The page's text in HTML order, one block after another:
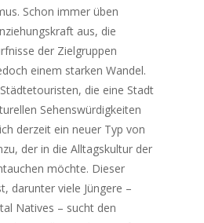
Schon immer üben
aus, die
der Zielgruppen
einem starken Wandel.
die eine Stadt
Sehenswürdigkeiten
derzeit ein neuer Typ von
der in die Alltagskultur der
möchte. Dieser
darunter viele Jüngere –
Natives – sucht den